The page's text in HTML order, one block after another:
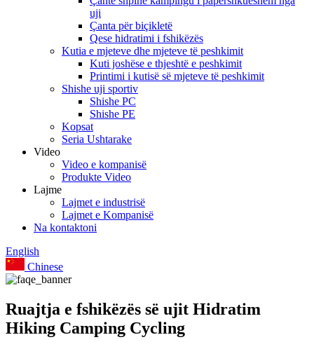
uji
Çanta për biçikletë
Qese hidratimi i fshikëzës
Kutia e mjeteve dhe mjeteve të peshkimit
Kuti joshëse e thjeshtë e peshkimit
Printimi i kutisë së mjeteve të peshkimit
Shishe uji sportiv
Shishe PC
Shishe PE
Kopsat
Seria Ushtarake
Video
Video e kompanisë
Produkte Video
Lajme
Lajmet e industrisë
Lajmet e Kompanisë
Na kontaktoni
English
Chinese
Ruajtja e fshikëzës së ujit Hidratim
Hiking Camping Cycling